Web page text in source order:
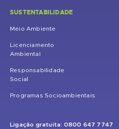
SUSTENTABILIDADE
Meio Ambiente
Licenciamento
Ambiental
Responsabilidade
Social
Programas Socioambientais
Ligação gratuita: 0800 647 7747